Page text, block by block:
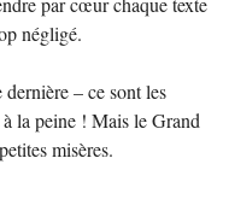
négligé.
– ce sont les
la peine ! Mais le Grand
misères.